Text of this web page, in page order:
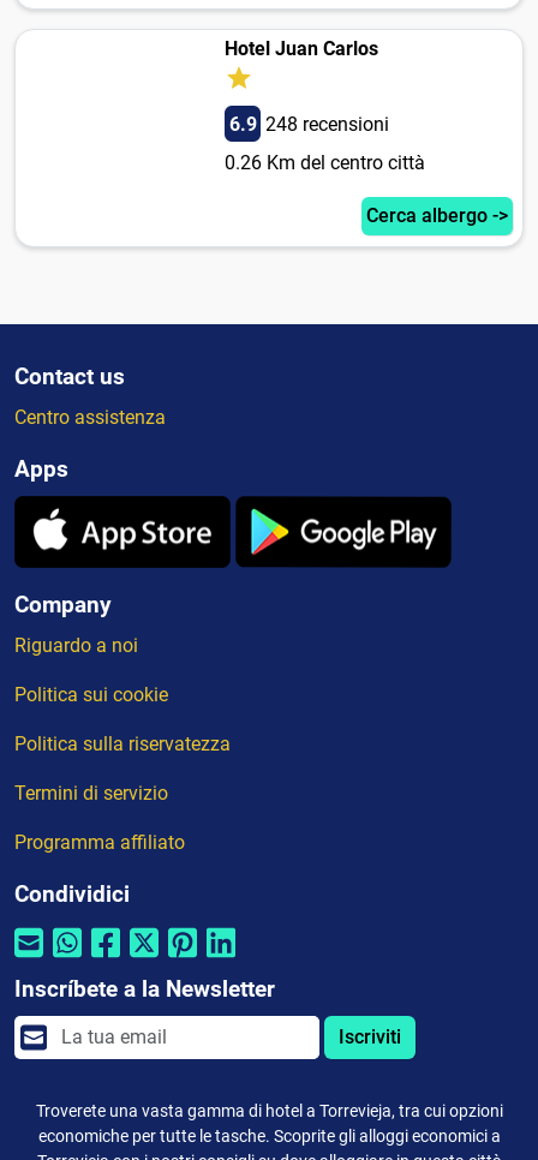
Hotel Juan Carlos
6.9 248 recensioni
0.26 Km del centro città
Cerca albergo ->
Contact us
Centro assistenza
Apps
Company
Riguardo a noi
Politica sui cookie
Politica sulla riservatezza
Termini di servizio
Programma affiliato
Condividici
Inscríbete a la Newsletter
Iscriviti
Troverete una vasta gamma di hotel a Torrevieja, tra cui opzioni
economiche per tutte le tasche. Scoprite gli alloggi economici a